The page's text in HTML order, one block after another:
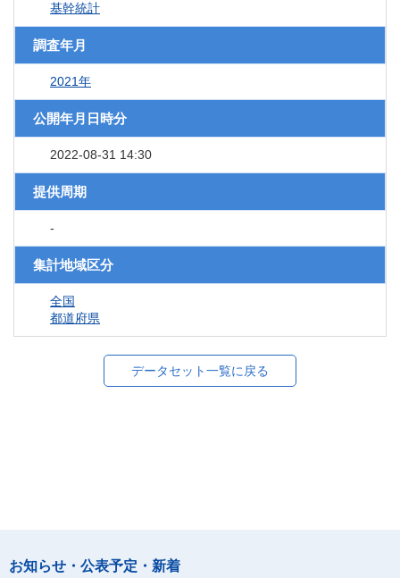
基幹統計
調査年月
2021年
公開年月日時分
2022-08-31 14:30
提供周期
-
集計地域区分
全国
都道府県
データセット一覧に戻る
お知らせ・公表予定・新着